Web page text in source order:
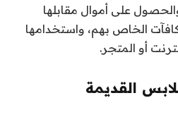
على أموال مقابلها
الخاص بهم، واستخدامها
أو المتجر.
القديمة